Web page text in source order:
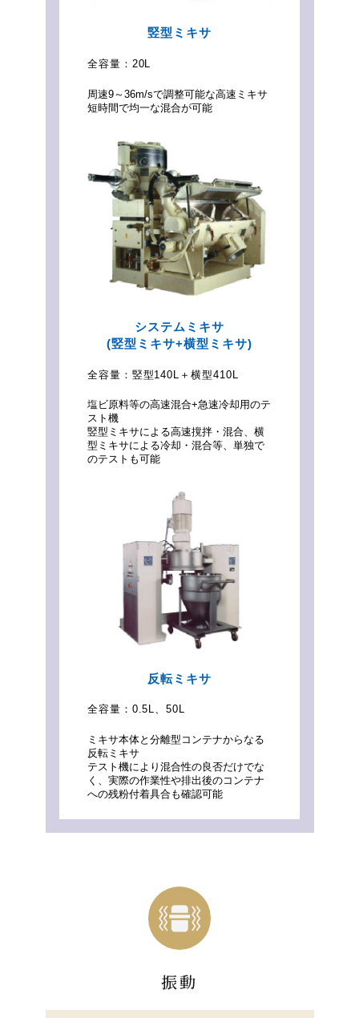
竪型ミキサ
全容量： 20L
周速9～36m/sで調整可能な高速ミキサ
短時間で均一な混合が可能
システムミキサ
(竪型ミキサ+横型ミキサ)
全容量： 竪型140L＋横型410L
塩ビ原料等の高速混合+急速冷却用のテ
スト機
竪型ミキサによる高速撹拌・混合、横
型ミキサによる冷却・混合等、単独で
のテストも可能
反転ミキサ
全容量： 0.5L、50L
ミキサ本体と分離型コンテナからなる
反転ミキサ
テスト機により混合性の良否だけでな
く、実際の作業性や排出後のコンテナ
への残粉付着具合も確認可能
振動